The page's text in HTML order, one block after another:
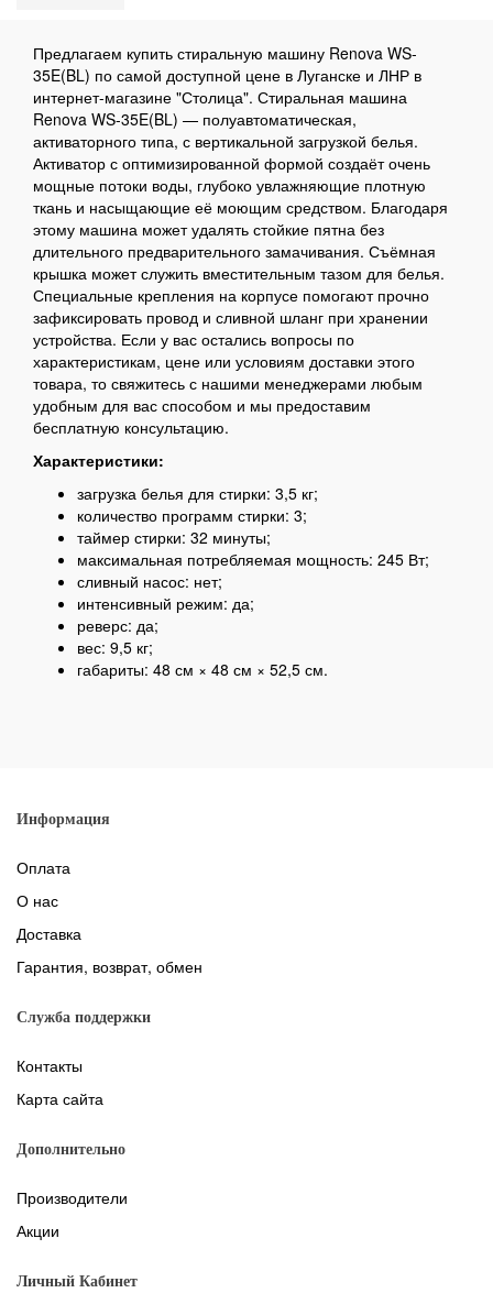
Предлагаем купить стиральную машину Renova WS-
35E(BL) по самой доступной цене в Луганске и ЛНР в
интернет-магазине "Столица". Стиральная машина
Renova WS-35E(BL) — полуавтоматическая,
активаторного типа, с вертикальной загрузкой белья.
Активатор с оптимизированной формой создаёт очень
мощные потоки воды, глубоко увлажняющие плотную
ткань и насыщающие её моющим средством. Благодаря
этому машина может удалять стойкие пятна без
длительного предварительного замачивания. Съёмная
крышка может служить вместительным тазом для белья.
Специальные крепления на корпусе помогают прочно
зафиксировать провод и сливной шланг при хранении
устройства. Если у вас остались вопросы по
характеристикам, цене или условиям доставки этого
товара, то свяжитесь с нашими менеджерами любым
удобным для вас способом и мы предоставим
бесплатную консультацию.
Характеристики:
загрузка белья для стирки: 3,5 кг;
количество программ стирки: 3;
таймер стирки: 32 минуты;
максимальная потребляемая мощность: 245 Вт;
сливный насос: нет;
интенсивный режим: да;
реверс: да;
вес: 9,5 кг;
габариты: 48 см × 48 см × 52,5 см.
Информация
Оплата
О нас
Доставка
Гарантия, возврат, обмен
Служба поддержки
Контакты
Карта сайта
Дополнительно
Производители
Акции
Личный Кабинет